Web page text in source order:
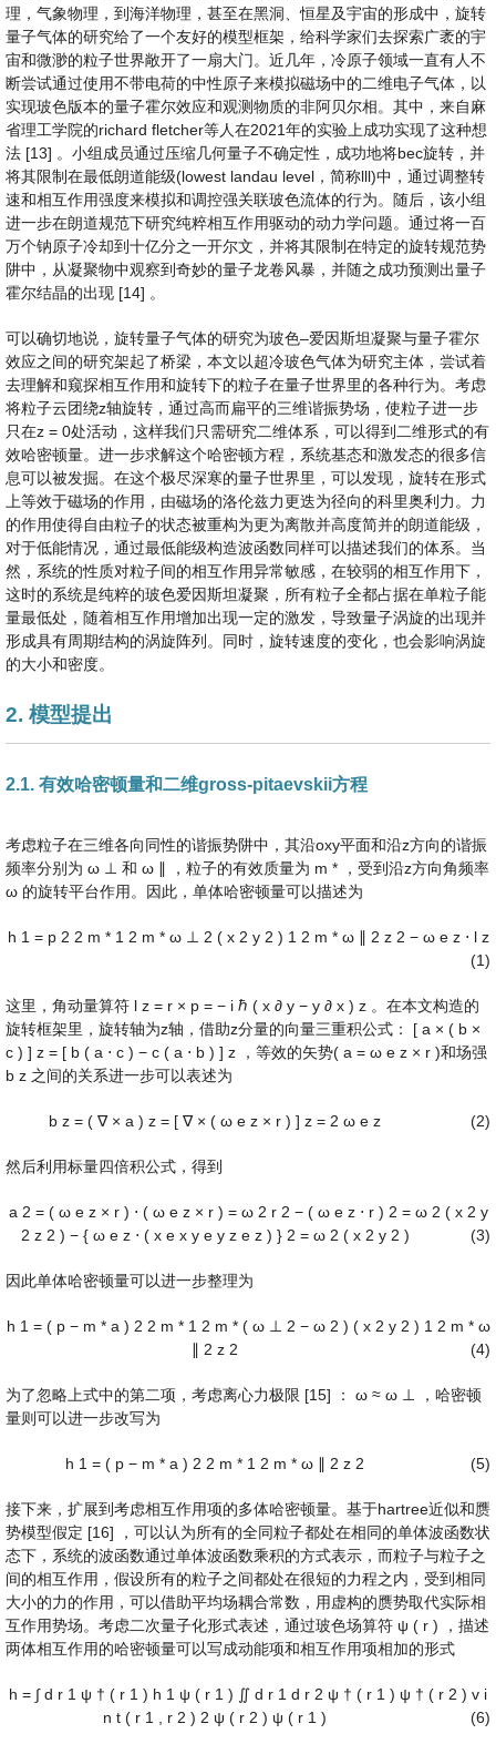
理，气象物理，到海洋物理，甚至在黑洞、恒星及宇宙的形成中，旋转
量子气体的研究给了一个友好的模型框架，给科学家们去探索广袤的宇
宙和微渺的粒子世界敞开了一扇大门。近几年，冷原子领域一直有人不
断尝试通过使用不带电荷的中性原子来模拟磁场中的二维电子气体，以
实现玻色版本的量子霍尔效应和观测物质的非阿贝尔相。其中，来自麻
省理工学院的richard fletcher等人在2021年的实验上成功实现了这种想
法 [13] 。小组成员通过压缩几何量子不确定性，成功地将bec旋转，并
将其限制在最低朗道能级(lowest landau level，简称lll)中，通过调整转
速和相互作用强度来模拟和调控强关联玻色流体的行为。随后，该小组
进一步在朗道规范下研究纯粹相互作用驱动的动力学问题。通过将一百
万个钠原子冷却到十亿分之一开尔文，并将其限制在特定的旋转规范势
阱中，从凝聚物中观察到奇妙的量子龙卷风暴，并随之成功预测出量子
霍尔结晶的出现 [14] 。
可以确切地说，旋转量子气体的研究为玻色–爱因斯坦凝聚与量子霍尔
效应之间的研究架起了桥梁，本文以超冷玻色气体为研究主体，尝试着
去理解和窥探相互作用和旋转下的粒子在量子世界里的各种行为。考虑
将粒子云团绕z轴旋转，通过高而扁平的三维谐振势场，使粒子进一步
只在z = 0处活动，这样我们只需研究二维体系，可以得到二维形式的有
效哈密顿量。进一步求解这个哈密顿方程，系统基态和激发态的很多信
息可以被发掘。在这个极尽深寒的量子世界里，可以发现，旋转在形式
上等效于磁场的作用，由磁场的洛伦兹力更迭为径向的科里奥利力。力
的作用使得自由粒子的状态被重构为更为离散并高度简并的朗道能级，
对于低能情况，通过最低能级构造波函数同样可以描述我们的体系。当
然，系统的性质对粒子间的相互作用异常敏感，在较弱的相互作用下，
这时的系统是纯粹的玻色爱因斯坦凝聚，所有粒子全都占据在单粒子能
量最低处，随着相互作用增加出现一定的激发，导致量子涡旋的出现并
形成具有周期结构的涡旋阵列。同时，旋转速度的变化，也会影响涡旋
的大小和密度。
2. 模型提出
2.1. 有效哈密顿量和二维gross-pitaevskii方程
考虑粒子在三维各向同性的谐振势阱中，其沿oxy平面和沿z方向的谐振
频率分别为 ω ⊥ 和 ω ∥ ，粒子的有效质量为 m *
，受到沿z方向角频率
ω 的旋转平台作用。因此，单体哈密顿量可以描述为
h 1 = p 2 2 m * 1 2 m * ω ⊥ 2 ( x 2 y 2 ) 1 2 m * ω ∥ 2 z 2 − ω e z ⋅ l z
(1)
这里，角动量算符 l z = r × p = − i ℏ ( x ∂ y − y ∂ x ) z 。在本文构造的
旋转框架里，旋转轴为z轴，借助z分量的向量三重积公式： [ a × ( b ×
c ) ] z = [ b ( a ⋅ c ) − c ( a ⋅ b ) ] z ，等效的矢势( a = ω e z × r )和场强
b z 之间的关系进一步可以表述为
b z = ( ∇ × a ) z = [ ∇ × ( ω e z × r ) ] z = 2 ω e z (2)
然后利用标量四倍积公式，得到
a 2 = ( ω e z × r ) ⋅ ( ω e z × r ) = ω 2 r 2 − ( ω e z ⋅ r ) 2 = ω 2 ( x 2 y
2 z 2 ) − { ω e z ⋅ ( x e x y e y z e z ) } 2 = ω 2 ( x 2 y 2 ) (3)
因此单体哈密顿量可以进一步整理为
h 1 = ( p − m * a ) 2 2 m * 1 2 m * ( ω ⊥ 2 − ω 2 ) ( x 2 y 2 ) 1 2 m * ω
∥ 2 z 2 (4)
为了忽略上式中的第二项，考虑离心力极限 [15] ： ω ≈ ω ⊥
，哈密顿
量则可以进一步改写为
h 1 = ( p − m * a ) 2 2 m * 1 2 m * ω ∥ 2 z 2 (5)
接下来，扩展到考虑相互作用项的多体哈密顿量。基于hartree近似和赝
势模型假定 [16] ，可以认为所有的全同粒子都处在相同的单体波函数状
态下，系统的波函数通过单体波函数乘积的方式表示，而粒子与粒子之
间的相互作用，假设所有的粒子之间都处在很短的力程之内，受到相同
大小的力的作用，可以借助平均场耦合常数，用虚构的赝势取代实际相
互作用势场。考虑二次量子化形式表述，通过玻色场算符 ψ ( r )
，描述
两体相互作用的哈密顿量可以写成动能项和相互作用项相加的形式
h = ∫d r 1 ψ † ( r 1 ) h 1 ψ ( r 1 ) ∬ d r 1 d r 2 ψ † ( r 1 ) ψ † ( r 2 ) v i
n t ( r 1 r 2 ) 2 ψ ( r 2 ) ψ ( r 1 ) (6)